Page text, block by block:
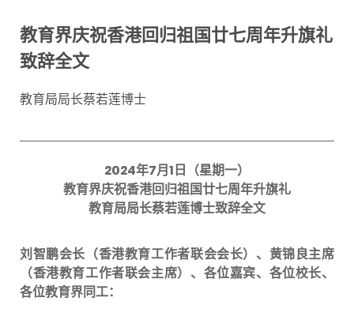
教育界庆祝香港回归祖国廿七周年升旗礼
致辞全文
教育局局长蔡若莲博士
2024年7月1日（星期一）
教育界庆祝香港回归祖国廿七周年升旗礼
教育局局长蔡若莲博士致辞全文
刘智鹏会长（香港教育工作者联会会长）、黄锦良主席
（香港教育工作者联会主席）、各位嘉宾、各位校长、
各位教育界同工：